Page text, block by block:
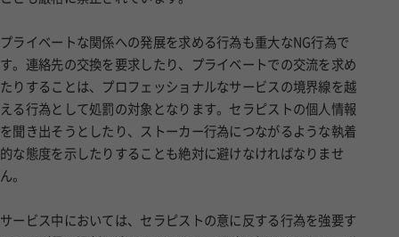
プライベートな関係への発展を求める行為も重大なNG行為で
す。連絡先の交換を要求したり、プライベートでの交流を求め
たりすることは、プロフェッショナルなサービスの境界線を越
える行為として処罰の対象となります。セラピストの個人情報
を聞き出そうとしたり、ストーカー行為につながるような執着
的な態度を示したりすることも絶対に避けなければなりませ
ん。
サービス中においては、セラピストの意に反する行為を強要す